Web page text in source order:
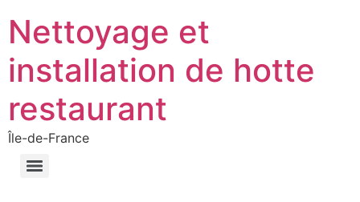
Nettoyage et
installation de hotte
restaurant
Île-de-France